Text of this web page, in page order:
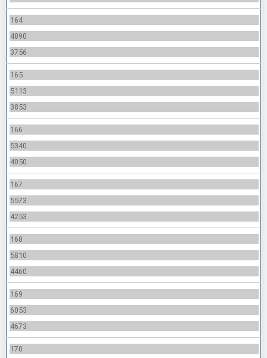
164
4890
3756
165
5113
3853
166
5340
4050
167
5573
4253
168
5810
4460
169
6053
4673
170